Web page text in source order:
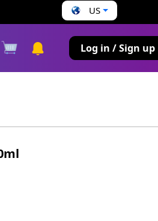
US
Log in / Sign up